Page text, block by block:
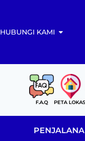
HUBUNGI KAMI
F.A.Q PETA